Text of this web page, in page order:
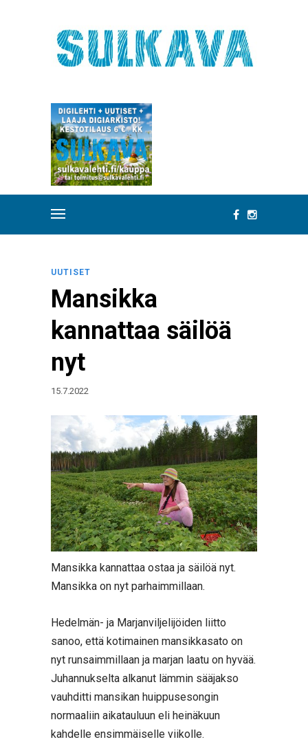
UUTISET
Mansikka
kannattaa säilöä
nyt
15.7.2022
Mansikka kannattaa ostaa ja säilöä nyt.
Mansikka on nyt parhaimmillaan.
Hedelmän- ja Marjanviljelijöiden liitto
sanoo, että kotimainen mansikkasato on
nyt runsaimmillaan ja marjan laatu on hyvää.
Juhannukselta alkanut lämmin sääjakso
vauhditti mansikan huippusesongin
normaaliin aikatauluun eli heinäkuun
kahdelle ensimmäiselle viikolle.